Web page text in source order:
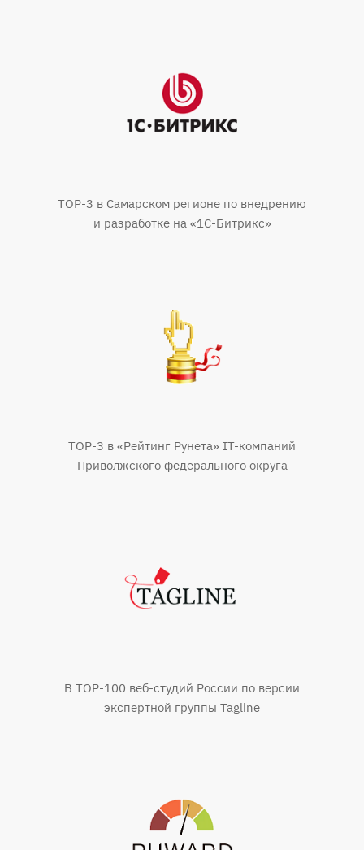
TOP-3 в Самарском регионе по внедрению
и разработке на «1С-Битрикс»
TOP-3 в «Рейтинг Рунета» IT-компаний
Приволжского федерального округа
В TOP-100 веб-студий России по версии
экспертной группы Tagline